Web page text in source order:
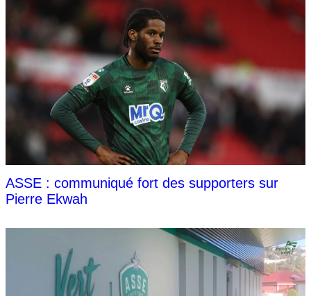
ASSE : communiqué fort des supporters sur
Pierre Ekwah